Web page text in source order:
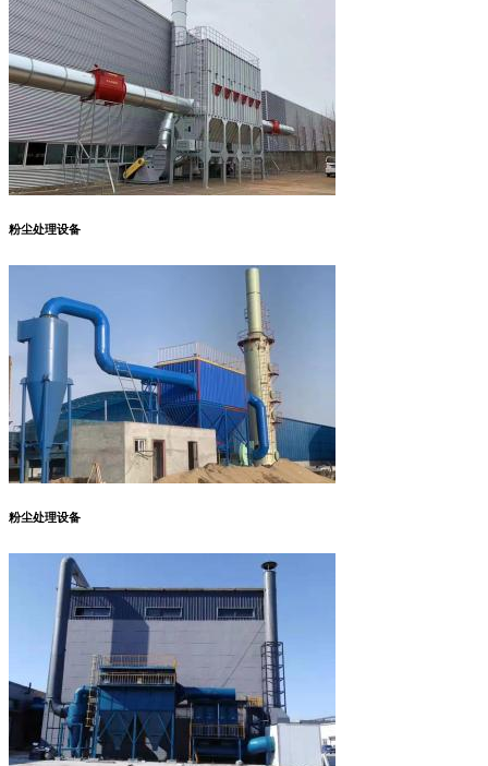
粉尘处理设备
粉尘处理设备